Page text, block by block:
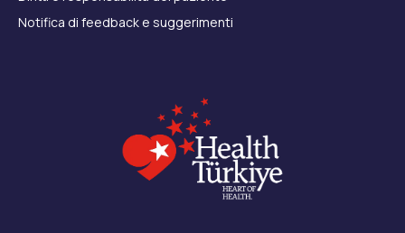
Notifica di feedback e suggerimenti